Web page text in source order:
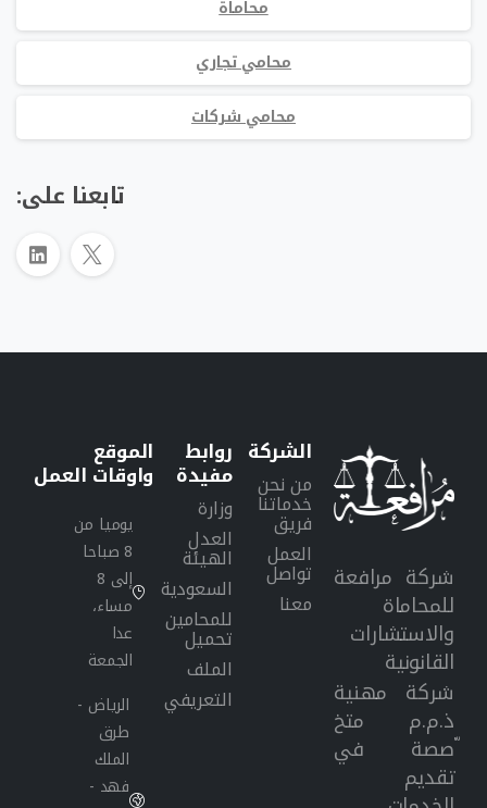
محاماة
محامي تجاري
محامي شركات
تابعنا على:
شركة مرافعة
للمحاماة
والاستشارات
القانونية
شركة مهنية
ذ.م.م متخ
ّصصة في
تقديم
الشركة
من نحن
خدماتنا
فريق
العمل
تواصل
معنا
روابط
مفيدة
وزارة
العدل
الهيئة
السعودية
للمحامين
تحميل
الملف
التعريفي
الموقع
واوقات العمل
يوميا من
8 صباحا
إلى 8
مساء،
عدا
الجمعة
الرياض -
طرق
الملك
فهد -